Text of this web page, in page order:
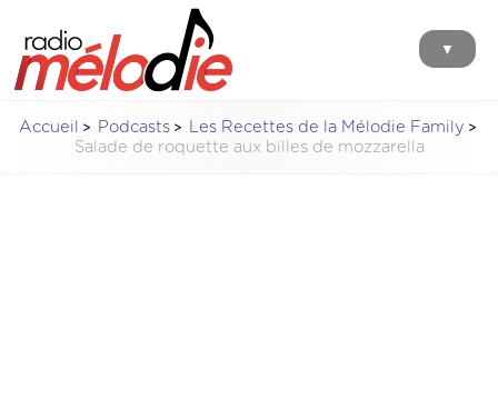
▼
Accueil Podcasts
Les Recettes de la Mélodie Family
Salade de roquette aux billes de mozzarella